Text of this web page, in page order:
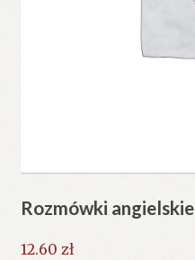
Rozmówki angielskie
12.60 zł